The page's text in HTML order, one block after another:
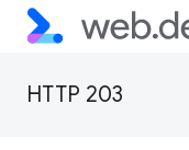
HTTP 203